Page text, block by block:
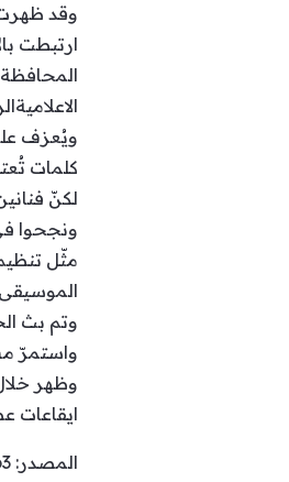
وقد ظهرت
ارتبطت
ويُعزف
كلمات
لكنّ
ونجحوا
مثّل
وتم بث الحفل
واستمرّ
وظهر
ايقاعات
المصدر: info3